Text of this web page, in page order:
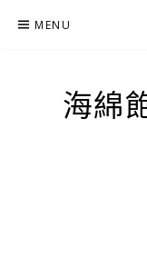
MENU
海綿